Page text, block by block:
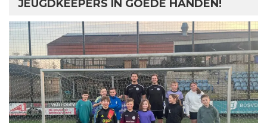
JEUGDKEEPERS IN GOEDE HANDEN!